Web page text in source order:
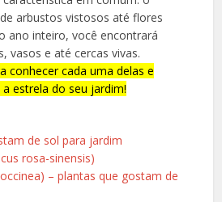
arbustos vistosos até flores
ano inteiro, você encontrará
vasos e até cercas vivas.
conhecer cada uma delas e
estrela do seu jardim!
de sol para jardim
rosa-sinensis)
– plantas que gostam de